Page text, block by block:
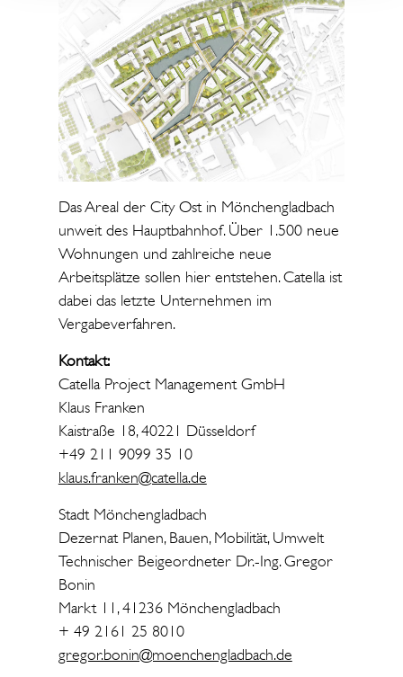
Das Areal der City Ost in Mönchengladbach
unweit des Hauptbahnhof. Über 1.500 neue
Wohnungen und zahlreiche neue
Arbeitsplätze sollen hier entstehen. Catella ist
dabei das letzte Unternehmen im
Vergabeverfahren.
Kontakt:
Catella Project Management GmbH
Klaus Franken
Kaistraße 18, 40221 Düsseldorf
+49 211 9099 35 10
klaus.franken@catella.de
Stadt Mönchengladbach
Dezernat Planen, Bauen, Mobilität, Umwelt
Technischer Beigeordneter Dr.-Ing. Gregor
Bonin
Markt 11, 41236 Mönchengladbach
+ 49 2161 25 8010
gregor.bonin@moenchengladbach.de